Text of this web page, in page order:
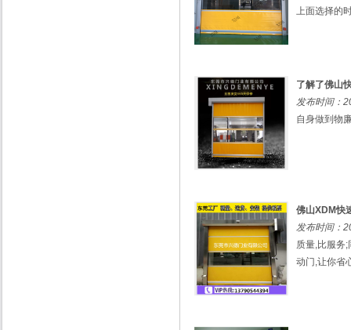
上面选择的
了解了佛山
发布时间：
自身做到物
佛山XDM快
发布时间：
质量,比服务
动门,让你省